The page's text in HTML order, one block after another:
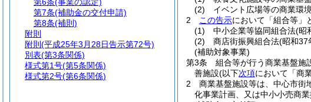
(2)
イベント広場等の商業環
2
この告示において「組合等」
(1)
中小企業等協同組合法(昭
(2)
商店街振興組合法(昭和37
(補助対象事業)
第3条
組合等が行う商業基盤施
善施設(以下次項において「商
2
商業基盤施設等は、中心市街
化事業計画、又は中小小売商
第7条(補助金の交付申請)
第8条(補則)
附則
附則 (平成25年3月28日告示第72号)
別表(第3条関係)
様式第1号(第5条関係)
様式第2号(第6条関係)